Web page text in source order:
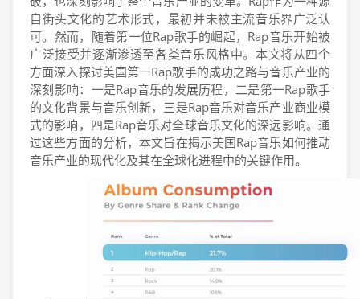
自街头文化的艺术形式，最初并未被主流音乐界广泛认
可。然而，随着第一位Rap歌手的崛起，Rap音乐开始被
广泛接受并逐渐渗透至各类音乐风格中。本文将从四个
方面深入探讨美国第一Rap歌手的成功之路与音乐产业的
深刻影响：一是Rap音乐的发展历程，二是第一Rap歌手
的文化背景与音乐创新，三是Rap音乐对音乐产业商业模
式的影响，四是Rap音乐对全球音乐文化的深远影响。通
过这些方面的分析，本文旨在揭示美国Rap音乐如何推动
音乐产业的现代化及其在全球化进程中的关键作用。